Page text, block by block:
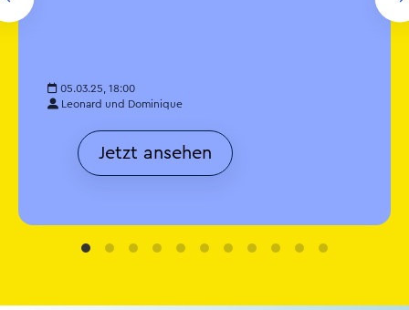
05.03.25, 18:00
Leonard und Dominique
Jetzt ansehen